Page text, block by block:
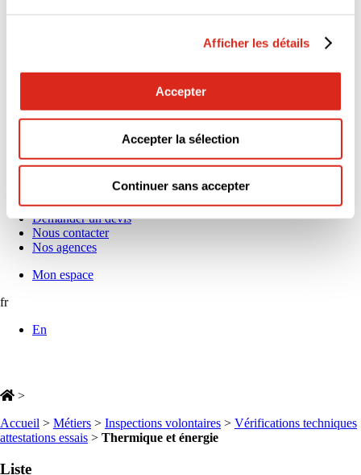
Afficher les détails
Accepter
Accepter la sélection
Continuer sans accepter
Audit durabilité
L’égalité professionnelle nous tient à cœur
Actus & médias
Communiqués de presse
News réglementaires
Webinaires
Demander un devis
Nous contacter
Nos agences
Mon espace
fr
En
>
Accueil > Métiers > Inspections volontaires > Vérifications techniques
attestations essais > Thermique et énergie
Liste